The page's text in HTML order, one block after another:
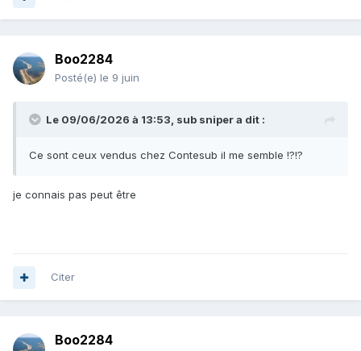
Boo2284
Posté(e) le 9 juin
Le 09/06/2026 à 13:53, sub snipera dit :
Ce sont ceux vendus chez Contesub il me semble !?!?
je connais pas peut être
Citer
Boo2284